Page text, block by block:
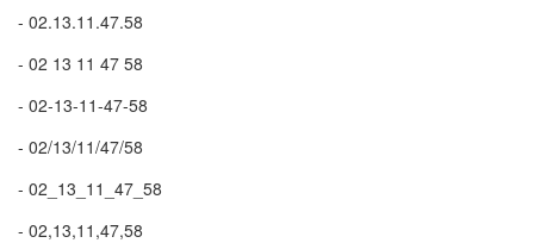
- 02.13.11.47.58
- 02 13 11 47 58
- 02-13-11-47-58
- 02/13/11/47/58
- 02_13_11_47_58
- 02,13,11,47,58